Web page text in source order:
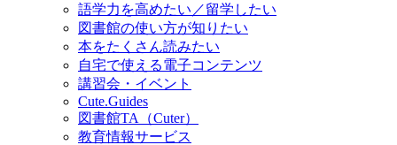
語学力を高めたい／留学したい
図書館の使い方が知りたい
本をたくさん読みたい
自宅で使える電子コンテンツ
講習会・イベント
Cute.Guides
図書館TA（Cuter）
教育情報サービス